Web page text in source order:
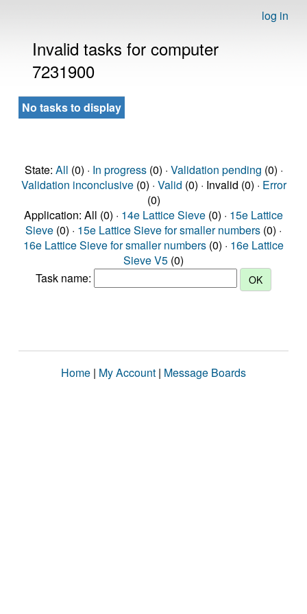
log in
Invalid tasks for computer
7231900
No tasks to display
State: All (0) · In progress(0) · Validation pending (0) ·
Validation inconclusive(0) · Valid (0) · Invalid (0) · Error
(0)
Application: All (0) · 14e Lattice Sieve (0) · 15e Lattice
Sieve (0) · 15e Lattice Sieve for smaller numbers (0) ·
16e Lattice Sieve for smaller numbers (0) · 16e Lattice
Sieve V5 (0)
Task name:
Home | My Account | Message Boards